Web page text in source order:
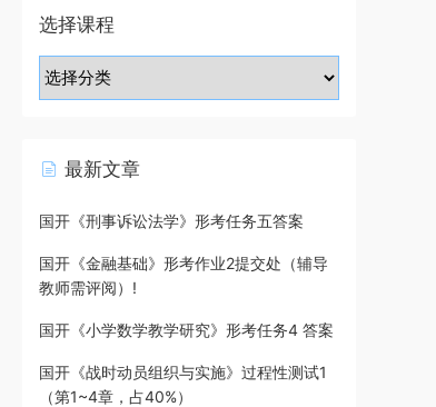
选择课程
最新文章
国开《刑事诉讼法学》形考任务五答案
国开《金融基础》形考作业2提交处（辅导
教师需评阅）!
国开《小学数学教学研究》形考任务4 答案
国开《战时动员组织与实施》过程性测试1
（第1~4章，占40%）